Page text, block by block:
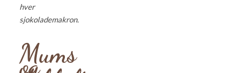
hver
sjokolademakron.
Mums
og